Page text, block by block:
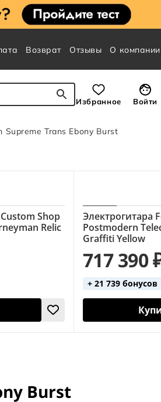
Возврат Отзывы О компании
Избранное Войти
Supreme Trans Ebony Burst
Shop
Relic
Электрогитара
Postmodern
Graffiti Yellow
717 390
+ 21 739 бонусов
Burst